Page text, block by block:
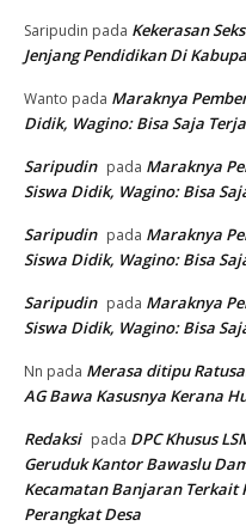
Saripudin pada Kekerasan
Jenjang Pendidikan Di
Wanto pada Maraknya
Didik, Wagino: Bisa Saja
Saripudin pada Maraknya
Siswa Didik, Wagino: Bisa
Saripudin pada Maraknya
Siswa Didik, Wagino: Bisa
Saripudin pada Maraknya
Siswa Didik, Wagino: Bisa
Nn pada Merasa ditipu
AG Bawa Kasusnya Kerana
Redaksi pada DPC Khusus
Geruduk Kantor Bawaslu
Kecamatan Banjaran Terkait
Perangkat Desa